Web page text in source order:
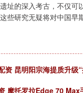
址的深入考古，不仅可
些研究无疑将对中国早
资 昆明阳宗海提质升级
摩托罗拉Edge 70 Max